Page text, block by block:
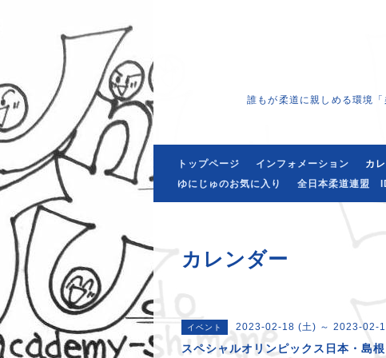
誰もが柔道に親しめる環境
トップページ インフォメーション カ
ゆにじゅのお気に入り
全日本柔道連盟
カレンダー
イベント 2023-02-18 (土) ～ 2023-02-
スペシャルオリンピックス日本・島